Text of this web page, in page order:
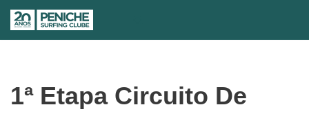
conteúdo
1ª Etapa Circuito De